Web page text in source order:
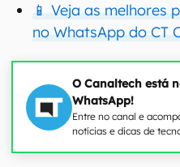
📱 Veja as melhores
no WhatsApp do CT
O Canaltech está
WhatsApp!
Entre no canal e
notícias e dicas de